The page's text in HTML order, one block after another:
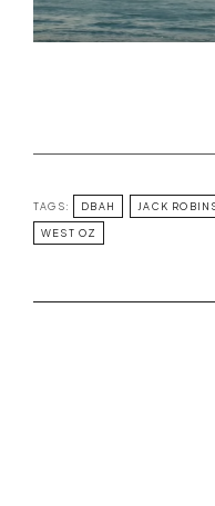
TAGS: DBAH JACK
WEST OZ